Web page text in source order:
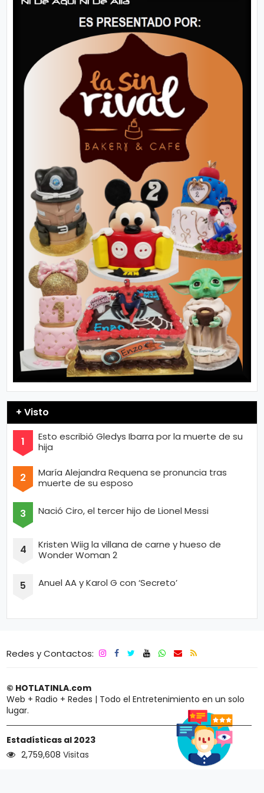
+ Visto
Esto escribió Gledys Ibarra por la muerte de su
hija
María Alejandra Requena se pronuncia tras
muerte de su esposo
Nació Ciro, el tercer hijo de Lionel Messi
Kristen Wiig la villana de carne y hueso de
Wonder Woman 2
Anuel AA y Karol G con ‘Secreto’
Redes y Contactos:
© HOTLATINLA.com
Web + Radio + Redes | Todo el Entretenimiento en un solo
lugar.
Estadísticas al 2023
2,759,608